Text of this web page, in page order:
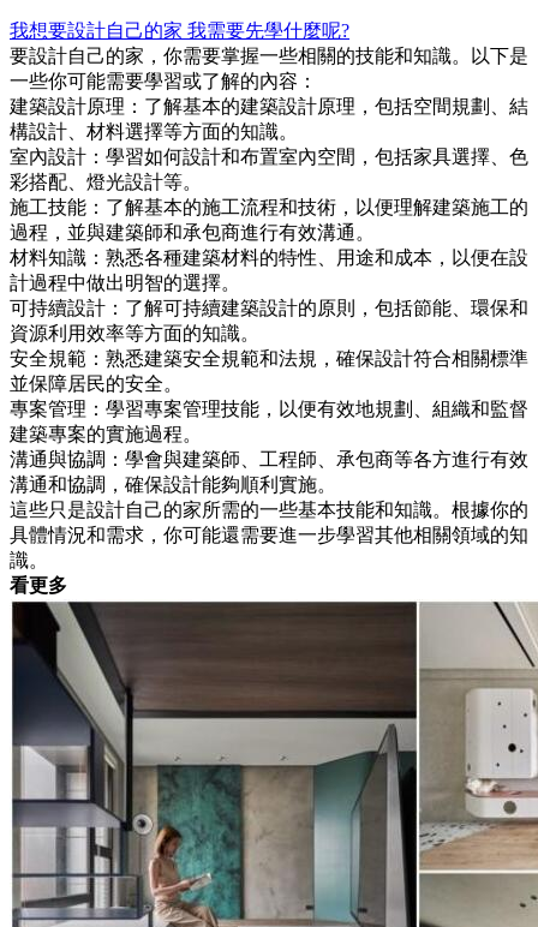
我想要設計自己的家 我需要先學什麼呢?
要設計自己的家，你需要掌握一些相關的技能和知識。以下是
一些你可能需要學習或了解的內容：
建築設計原理：了解基本的建築設計原理，包括空間規劃、結
構設計、材料選擇等方面的知識。
室內設計：學習如何設計和布置室內空間，包括家具選擇、色
彩搭配、燈光設計等。
施工技能：了解基本的施工流程和技術，以便理解建築施工的
過程，並與建築師和承包商進行有效溝通。
材料知識：熟悉各種建築材料的特性、用途和成本，以便在設
計過程中做出明智的選擇。
可持續設計：了解可持續建築設計的原則，包括節能、環保和
資源利用效率等方面的知識。
安全規範：熟悉建築安全規範和法規，確保設計符合相關標準
並保障居民的安全。
專案管理：學習專案管理技能，以便有效地規劃、組織和監督
建築專案的實施過程。
溝通與協調：學會與建築師、工程師、承包商等各方進行有效
溝通和協調，確保設計能夠順利實施。
這些只是設計自己的家所需的一些基本技能和知識。根據你的
具體情況和需求，你可能還需要進一步學習其他相關領域的知
識。
看更多